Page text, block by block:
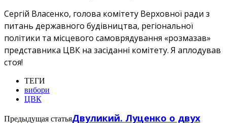
Сергій Власенко, голова комітету Верховної ради з
питань державного будівництва, регіональної
політики та місцевого самоврядування «розмазав»
представника ЦВК на засіданні комітету. Я аплодував
стоя!
ТЕГИ
вибори
ЦВК
Предыдущая статьяДвуликий. Луценко о двух